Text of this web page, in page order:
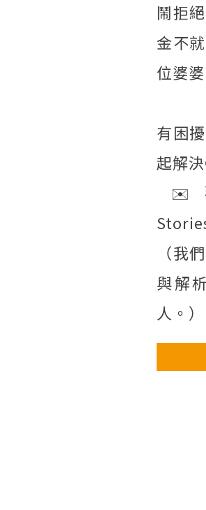
鬧拒
金不
位婆
有困
起解
✉️
（我
與解
人。）